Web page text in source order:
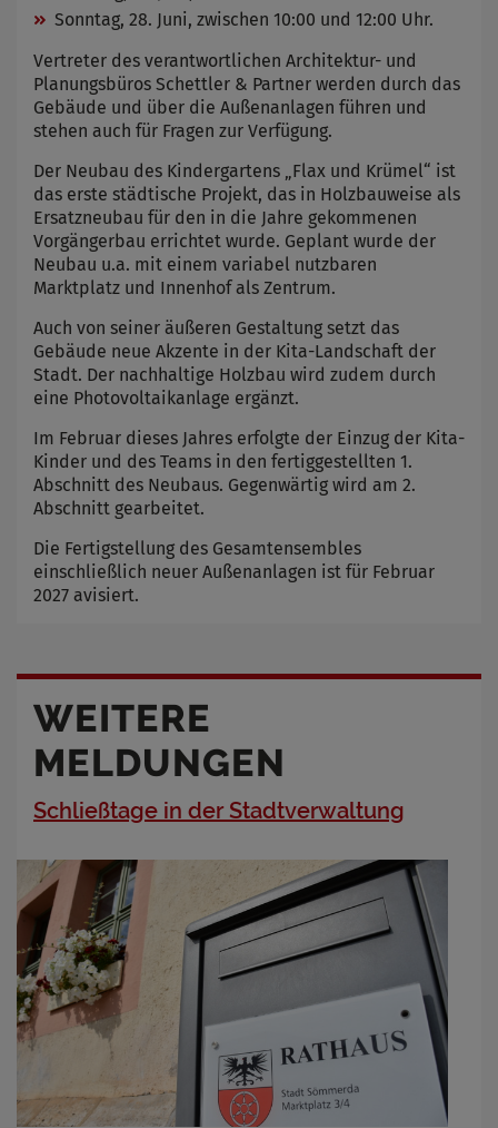
Sonntag, 28. Juni, zwischen 10:00 und 12:00 Uhr.
Vertreter des verantwortlichen Architektur- und
Planungsbüros Schettler & Partner werden durch das
Gebäude und über die Außenanlagen führen und
stehen auch für Fragen zur Verfügung.
Der Neubau des Kindergartens „Flax und Krümel“ ist
das erste städtische Projekt, das in Holzbauweise als
Ersatzneubau für den in die Jahre gekommenen
Vorgängerbau errichtet wurde. Geplant wurde der
Neubau u.a. mit einem variabel nutzbaren
Marktplatz und Innenhof als Zentrum.
Auch von seiner äußeren Gestaltung setzt das
Gebäude neue Akzente in der Kita-Landschaft der
Stadt. Der nachhaltige Holzbau wird zudem durch
eine Photovoltaikanlage ergänzt.
Im Februar dieses Jahres erfolgte der Einzug der Kita-
Kinder und des Teams in den fertiggestellten 1.
Abschnitt des Neubaus. Gegenwärtig wird am 2.
Abschnitt gearbeitet.
Die Fertigstellung des Gesamtensembles
einschließlich neuer Außenanlagen ist für Februar
2027 avisiert.
WEITERE
MELDUNGEN
Schließtage in der Stadtverwaltung